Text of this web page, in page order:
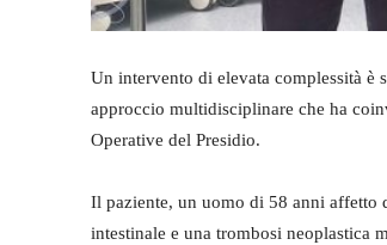
Un intervento di elevata complessità è
approccio multidisciplinare che ha
Operative del Presidio.
Il paziente, un uomo di 58 anni affetto
intestinale e una trombosi neoplastica